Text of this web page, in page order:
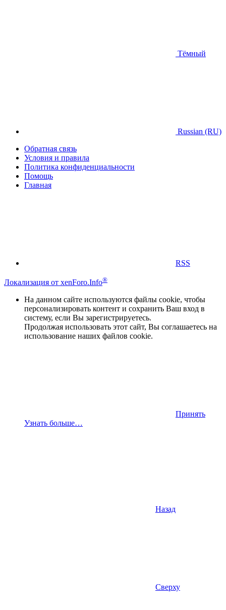
Тёмный
Russian (RU)
Обратная связь
Условия и правила
Политика конфиденциальности
Помощь
Главная
RSS
Локализация от xenForo.Info®
На данном сайте используются файлы cookie, чтобы
персонализировать контент и сохранить Ваш вход в
систему, если Вы зарегистрируетесь.
Продолжая использовать этот сайт, Вы соглашаетесь на
использование наших файлов cookie.
Принять
Узнать больше…
Назад
Сверху